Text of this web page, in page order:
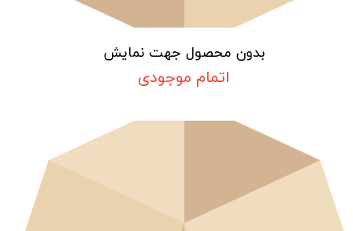
بدون محصول جهت نمایش
اتمام موجودی